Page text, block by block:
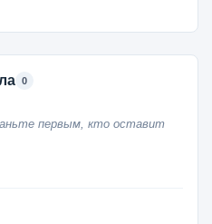
0
первым, кто оставит